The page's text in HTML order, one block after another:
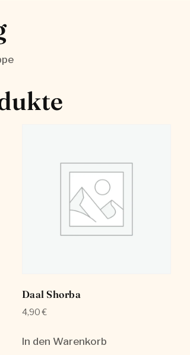
Daal Shorba
4,90€
In den Warenkorb